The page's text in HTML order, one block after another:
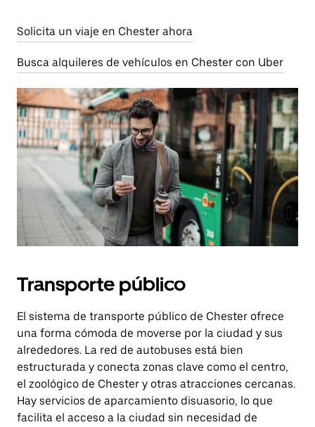
Solicita un viaje en Chester ahora
Busca alquileres de vehículos en Chester con Uber
Transporte público
El sistema de transporte público de Chester ofrece
una forma cómoda de moverse por la ciudad y sus
alrededores. La red de autobuses está bien
estructurada y conecta zonas clave como el centro,
el zoológico de Chester y otras atracciones cercanas.
Hay servicios de aparcamiento disuasorio, lo que
facilita el acceso a la ciudad sin necesidad de